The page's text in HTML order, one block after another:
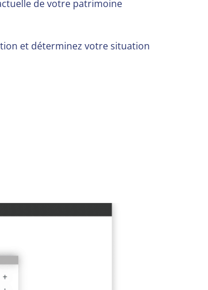
de votre patrimoine
et déterminez votre situation